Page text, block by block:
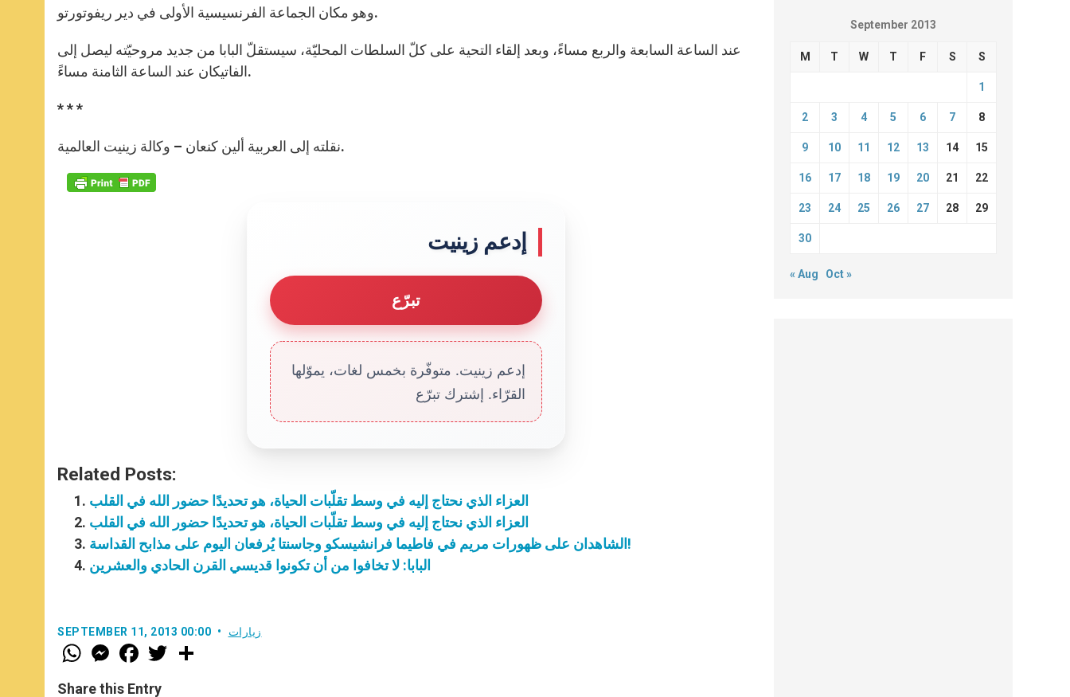
وهو مكان الجماعة الفرنسيسية الأولى في دير ريفوتورتو.
عند الساعة السابعة والربع مساءً، وبعد إلقاء التحية على كلّ السلطات المحليّة، سيستقلّ البابا من جديد مروحيّته ليصل إلى
الفاتيكان عند الساعة الثامنة مساءً.
* * *
نقلته إلى العربية ألين كنعان – وكالة زينيت العالمية.
إدعم زينيت
تبرّع
إدعم زينيت. متوفّرة بخمس لغات، يموّلها
القرّاء. إشترك تبرّع
Related Posts:
العزاء الذي نحتاج إليه في وسط تقلّبات الحياة، هو تحديدًا حضور الله في القلب
العزاء الذي نحتاج إليه في وسط تقلّبات الحياة، هو تحديدًا حضور الله في القلب
الشاهدان على ظهورات مريم في فاطيما فرانشيسكو وجاسنتا يُرفعان اليوم على مذابح القداسة!
البابا: لا تخافوا من أن تكونوا قديسي القرن الحادي والعشرين
SEPTEMBER 11, 2013 00:00 زيارات
W
h
t
M
e
s
F
a
e
w
Share this Entry
September 2013
M T W T F S S
1
2 3 4 5 6 7 8
9 10 11 12 13 14 15
16 17 18 19 20 21 22
23 24 25 26 27 28 29
30
« Aug Oct »